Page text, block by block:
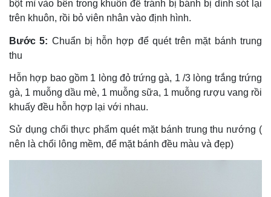
bột mì vào bên trong khuôn để tránh bị bánh bị dính sót lại
trên khuôn, rồi bỏ viên nhân vào định hình.
Bước 5: Chuẩn bị hỗn hợp để quét trên mặt bánh trung
thu
Hỗn hợp bao gồm 1 lòng đỏ trứng gà, 1 /3 lòng trắng trứng
gà, 1 muỗng dầu mè, 1 muỗng sữa, 1 muỗng rượu vang rồi
khuấy đều hỗn hợp lại với nhau.
Sử dụng chổi thực phẩm quét mặt bánh trung thu nướng (
nên là chổi lông mềm, để mặt bánh đều màu và đẹp)